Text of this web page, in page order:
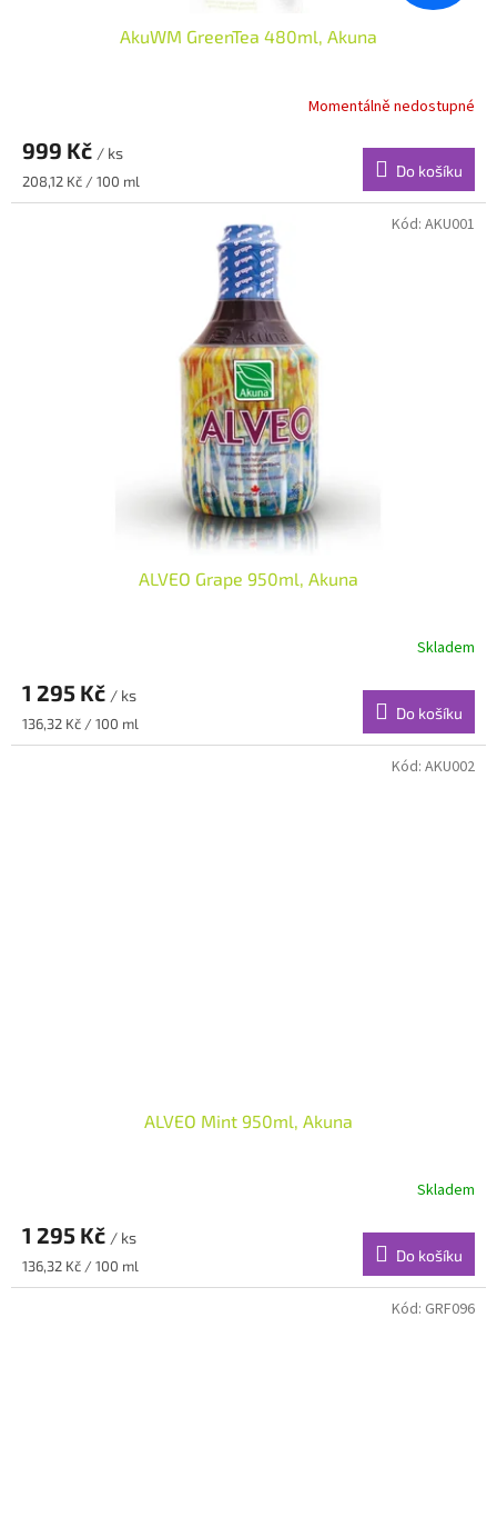
AkuWM GreenTea 480ml, Akuna
Momentálně nedostupné
999 Kč / ks
Měrná
cena:
208,12 Kč / 100 ml
Do košíku
ALVEO Grape 950ml, Akuna
Skladem
1 295 Kč / ks
Měrná
cena:
136,32 Kč / 100 ml
Do košíku
Kód: AKU001
ALVEO Mint 950ml, Akuna
Skladem
1 295 Kč / ks
Měrná
cena:
136,32 Kč / 100 ml
Do košíku
Kód: AKU002
Kód: GRF096